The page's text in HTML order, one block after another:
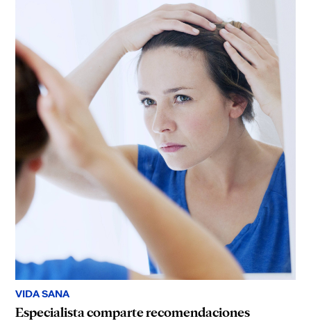
VIDA SANA
Especialista comparte recomendaciones